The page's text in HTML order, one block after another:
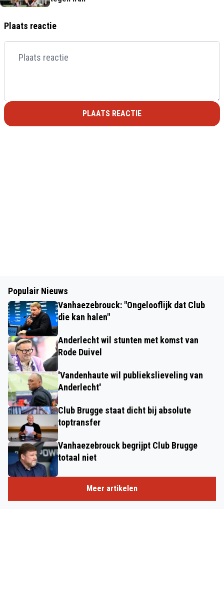
Plaats reactie
PLAATS REACTIE
Populair Nieuws
Vanhaezebrouck: "Ongelooflijk dat Club
die kan halen"
Anderlecht wil stunten met komst van
Rode Duivel
'Vandenhaute wil publiekslieveling van
Anderlecht'
Club Brugge staat dicht bij absolute
toptransfer
Vanhaezebrouck begrijpt Club Brugge
totaal niet
Meer artikelen